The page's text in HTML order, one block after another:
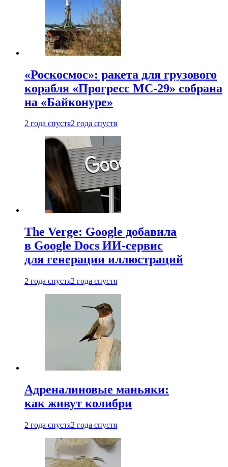
«Роскосмос»: ракета для грузового
корабля «Прогресс МС-29» собрана
на «Байконуре»
2 года спустя2 года спустя
The Verge: Google добавила
в Google Docs ИИ-сервис
для генерации иллюстраций
2 года спустя2 года спустя
Адреналиновые маньяки:
как живут колибри
2 года спустя2 года спустя